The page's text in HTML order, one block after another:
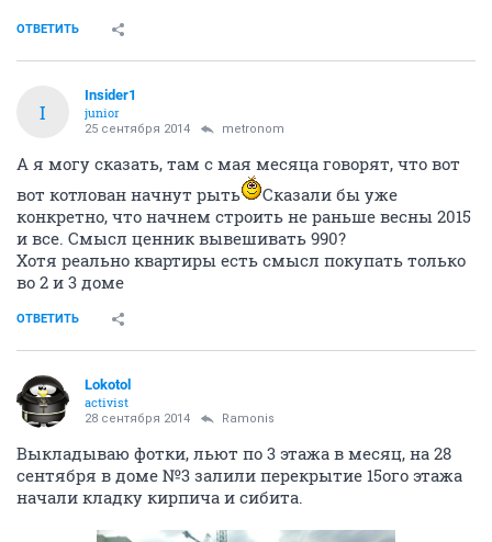
ОТВЕТИТЬ
I
Insider1
junior
25 сентября 2014 metronom
А я могу сказать, там с мая месяца говорят, что вот
вот котлован начнут рыть
Сказали бы уже
конкретно, что начнем строить не раньше весны 2015
и все. Смысл ценник вывешивать 990?
Хотя реально квартиры есть смысл покупать только
во 2 и 3 доме
ОТВЕТИТЬ
Lokotol
activist
28 сентября 2014 Ramonis
Выкладываю фотки, льют по 3 этажа в месяц, на 28
сентября в доме №3 залили перекрытие 15ого этажа
начали кладку кирпича и сибита.